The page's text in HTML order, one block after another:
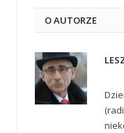
O AUTORZE